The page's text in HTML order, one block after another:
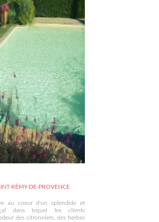
RÉMY-DE-PROVENCE
au coeur d'un splendide et
dans lequel les clients
des citronniers, des herbes